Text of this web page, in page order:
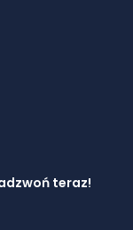
teraz!